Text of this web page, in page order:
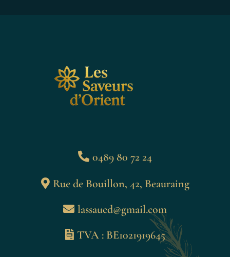
0489 80 72 24
Rue de Bouillon, 42, Beauraing
lassaued@gmail.com
TVA : BE1021919645